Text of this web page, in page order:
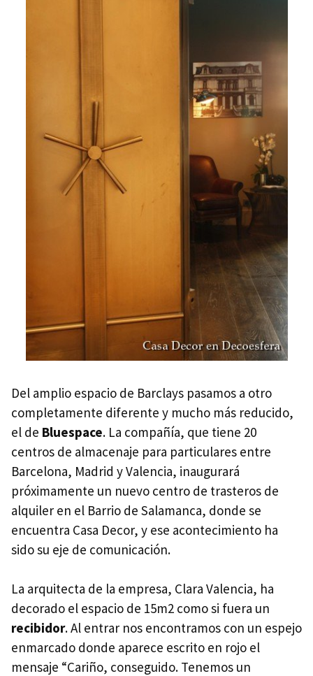
Del amplio espacio de Barclays pasamos a otro
completamente diferente y mucho más reducido,
el de Bluespace. La compañía, que tiene 20
centros de almacenaje para particulares entre
Barcelona, Madrid y Valencia, inaugurará
próximamente un nuevo centro de trasteros de
alquiler en el Barrio de Salamanca, donde se
encuentra Casa Decor, y ese acontecimiento ha
sido su eje de comunicación.
La arquitecta de la empresa, Clara Valencia, ha
decorado el espacio de 15m2 como si fuera un
recibidor. Al entrar nos encontramos con un espejo
enmarcado donde aparece escrito en rojo el
mensaje “Cariño, conseguido. Tenemos un